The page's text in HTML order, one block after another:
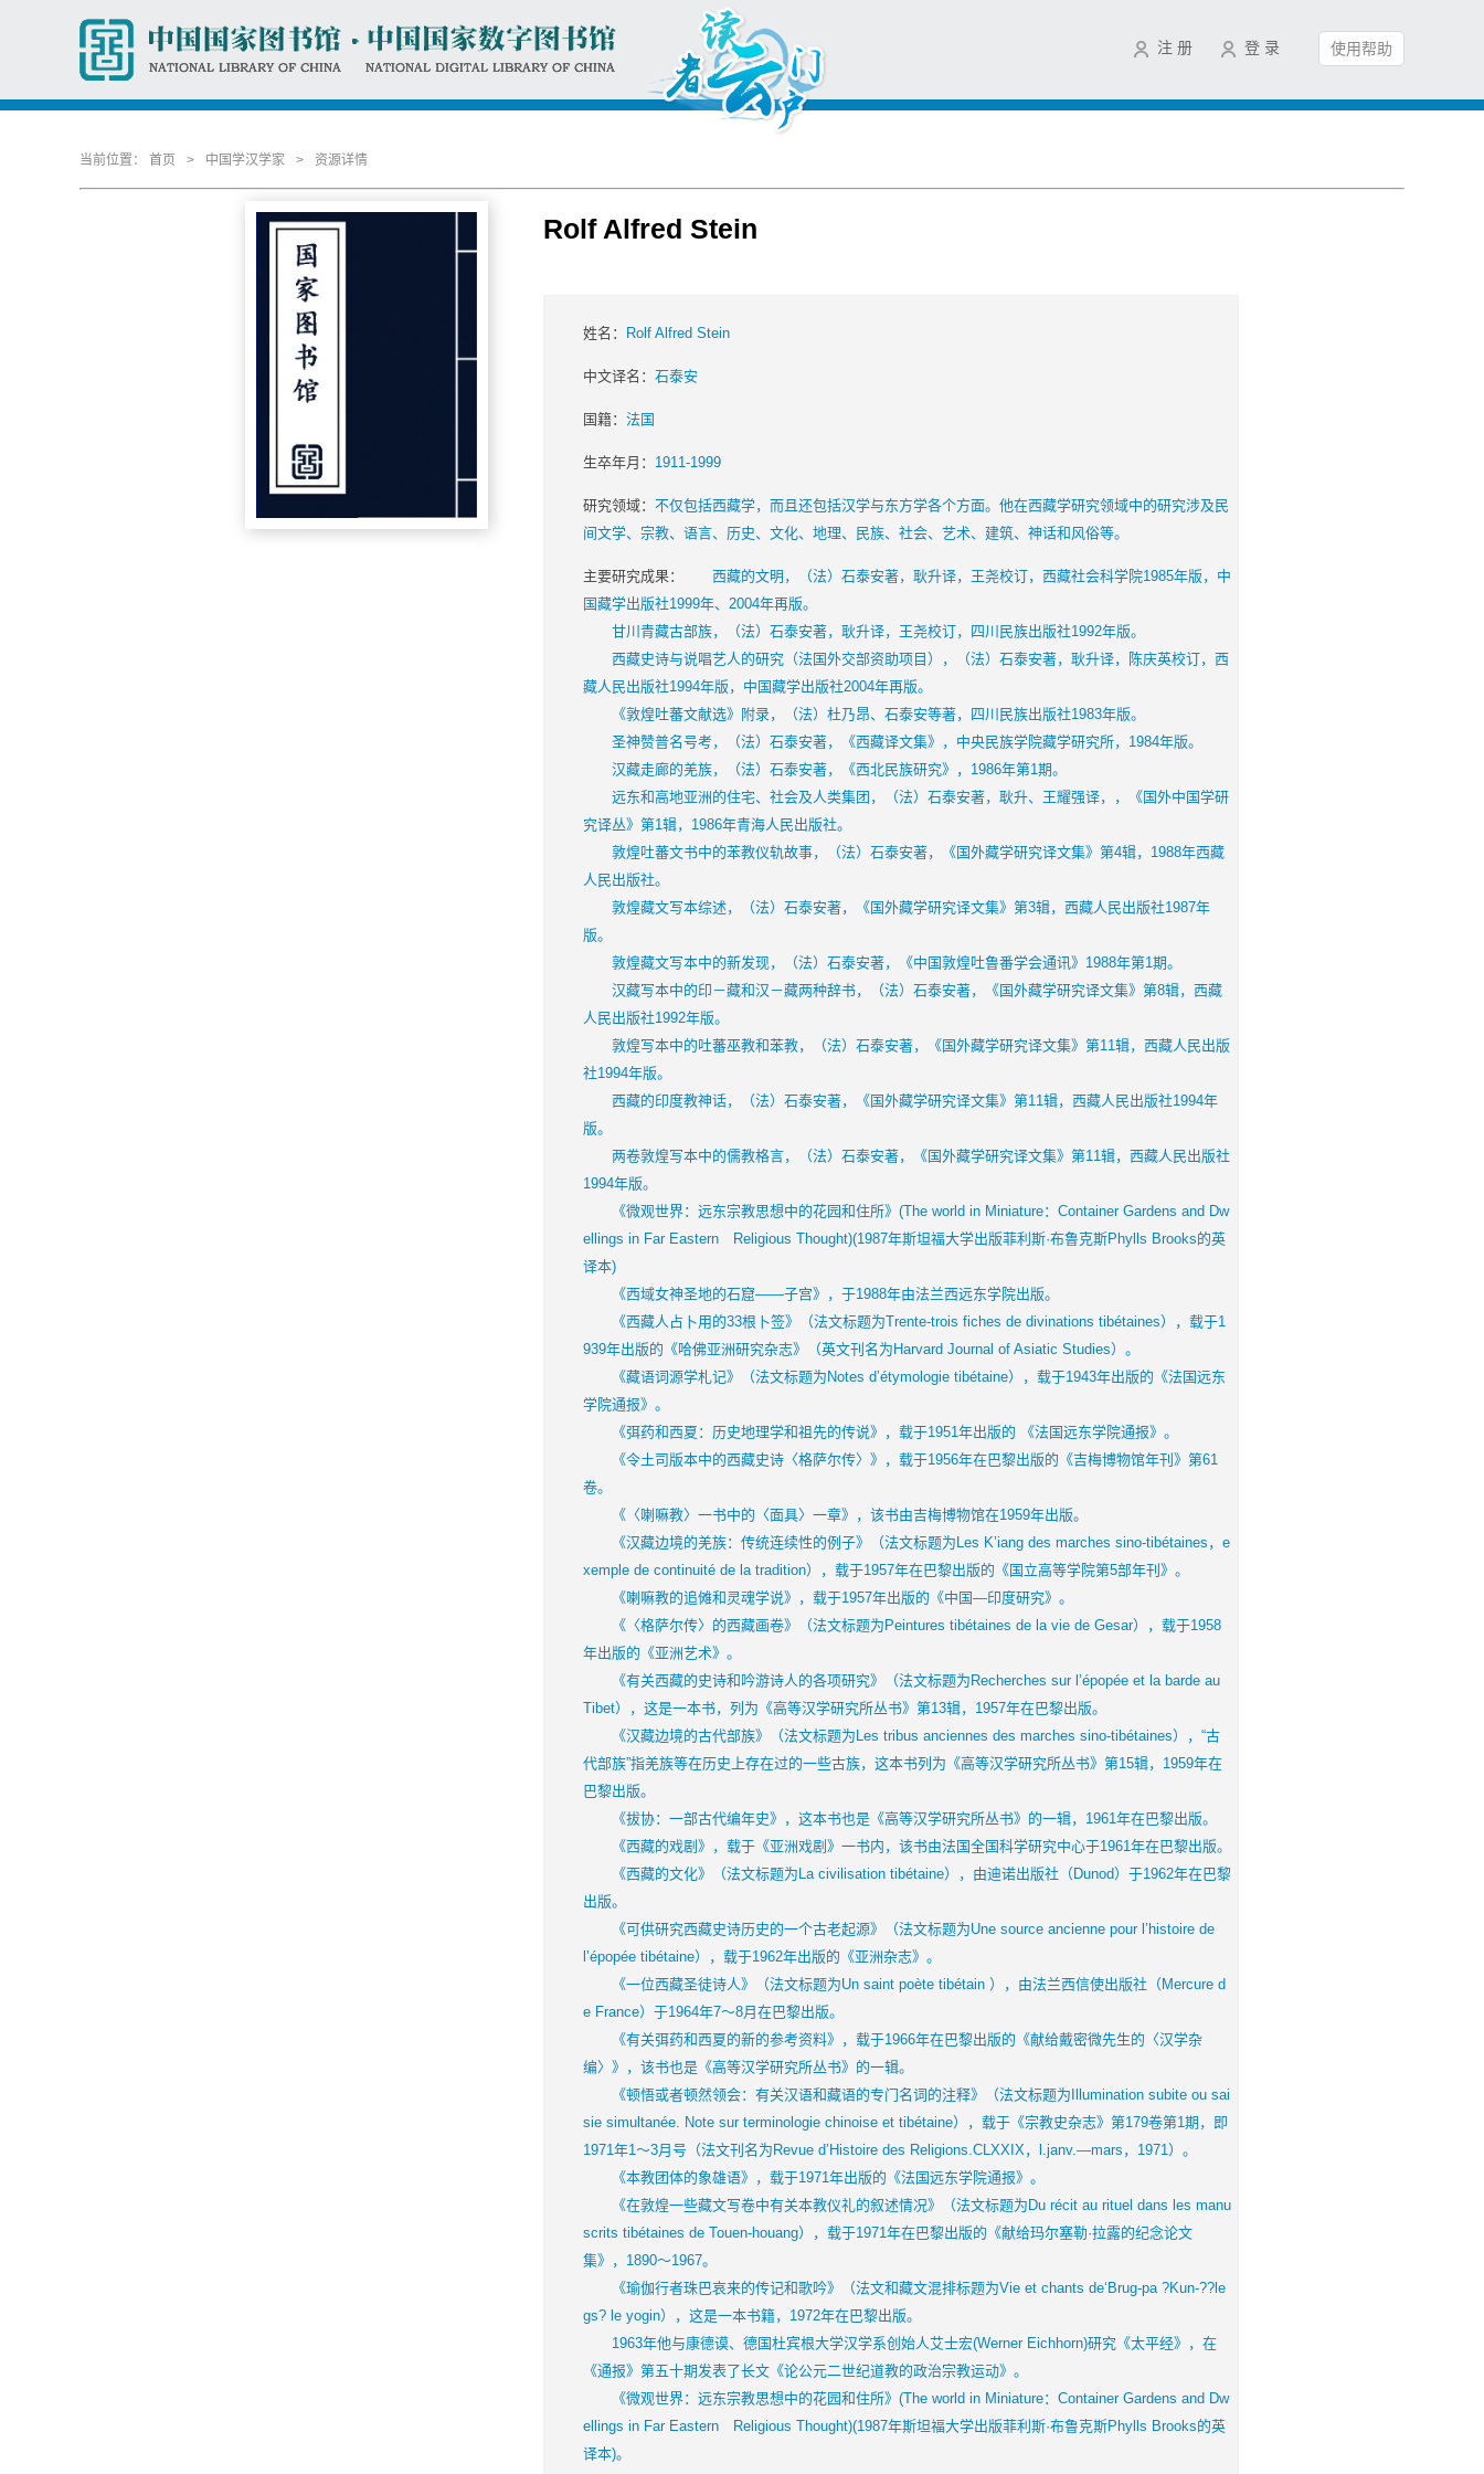
使用帮助
登 录
注 册
当前位置： 首页 > 中国学汉学家 > 资源详情
Rolf Alfred Stein
姓名： Rolf Alfred Stein
中文译名： 石泰安
国籍： 法国
生卒年月： 1911-1999
研究领域： 不仅包括西藏学，而且还包括汉学与东方学各个方面。他在西藏学研究领域中的研究涉及民
间文学、宗教、语言、历史、文化、地理、民族、社会、艺术、建筑、神话和风俗等。
主要研究成果：
西藏的文明，（法）石泰安著，耿升译，王尧校订，西藏社会科学院1985年版，中
国藏学出版社1999年、2004年再版。
甘川青藏古部族，（法）石泰安著，耿升译，王尧校订，四川民族出版社1992年版。
西藏史诗与说唱艺人的研究（法国外交部资助项目），（法）石泰安著，耿升译，陈庆英校订，西
藏人民出版社1994年版，中国藏学出版社2004年再版。
《敦煌吐蕃文献选》附录，（法）杜乃昂、石泰安等著，四川民族出版社1983年版。
圣神赞普名号考，（法）石泰安著，《西藏译文集》，中央民族学院藏学研究所，1984年版。
汉藏走廊的羌族，（法）石泰安著，《西北民族研究》，1986年第1期。
远东和高地亚洲的住宅、社会及人类集团，（法）石泰安著，耿升、王耀强译，，《国外中国学研
究译丛》第1辑，1986年青海人民出版社。
敦煌吐蕃文书中的苯教仪轨故事，（法）石泰安著，《国外藏学研究译文集》第4辑，1988年西藏
人民出版社。
敦煌藏文写本综述，（法）石泰安著，《国外藏学研究译文集》第3辑，西藏人民出版社1987年
版。
敦煌藏文写本中的新发现，（法）石泰安著，《中国敦煌吐鲁番学会通讯》1988年第1期。
汉藏写本中的印－藏和汉－藏两种辞书，（法）石泰安著，《国外藏学研究译文集》第8辑，西藏
人民出版社1992年版。
敦煌写本中的吐蕃巫教和苯教，（法）石泰安著，《国外藏学研究译文集》第11辑，西藏人民出版
社1994年版。
西藏的印度教神话，（法）石泰安著，《国外藏学研究译文集》第11辑，西藏人民出版社1994年
版。
两卷敦煌写本中的儒教格言，（法）石泰安著，《国外藏学研究译文集》第11辑，西藏人民出版社
1994年版。
《微观世界：远东宗教思想中的花园和住所》(The world in Miniature：Container Gardens and Dw
ellings in Far Eastern Religious Thought)(1987年斯坦福大学出版菲利斯·布鲁克斯Phylls Brooks的英
译本)
《西域女神圣地的石窟——子宫》，于1988年由法兰西远东学院出版。
《西藏人占卜用的33根卜签》（法文标题为Trente-trois fiches de divinations tibétaines），载于1
939年出版的《哈佛亚洲研究杂志》（英文刊名为Harvard Journal of Asiatic Studies）。
《藏语词源学札记》（法文标题为Notes d’étymologie tibétaine），载于1943年出版的《法国远东
学院通报》。
《弭药和西夏：历史地理学和祖先的传说》，载于1951年出版的 《法国远东学院通报》。
《令土司版本中的西藏史诗〈格萨尔传〉》，载于1956年在巴黎出版的《吉梅博物馆年刊》第61
卷。
《〈喇嘛教〉一书中的〈面具〉一章》，该书由吉梅博物馆在1959年出版。
《汉藏边境的羌族：传统连续性的例子》（法文标题为Les K’iang des marches sino-tibétaines，e
xemple de continuité de la tradition），载于1957年在巴黎出版的《国立高等学院第5部年刊》。
《喇嘛教的追傩和灵魂学说》，载于1957年出版的《中国—印度研究》。
《〈格萨尔传〉的西藏画卷》（法文标题为Peintures tibétaines de la vie de Gesar），载于1958
年出版的《亚洲艺术》。
《有关西藏的史诗和吟游诗人的各项研究》（法文标题为Recherches sur l’épopée et la barde au
Tibet），这是一本书，列为《高等汉学研究所丛书》第13辑，1957年在巴黎出版。
《汉藏边境的古代部族》（法文标题为Les tribus anciennes des marches sino-tibétaines），“古
代部族”指羌族等在历史上存在过的一些古族，这本书列为《高等汉学研究所丛书》第15辑，1959年在
巴黎出版。
《拔协：一部古代编年史》，这本书也是《高等汉学研究所丛书》的一辑，1961年在巴黎出版。
《西藏的戏剧》，载于《亚洲戏剧》一书内，该书由法国全国科学研究中心于1961年在巴黎出版。
《西藏的文化》（法文标题为La civilisation tibétaine），由迪诺出版社（Dunod）于1962年在巴黎
出版。
《可供研究西藏史诗历史的一个古老起源》（法文标题为Une source ancienne pour l’histoire de
l’épopée tibétaine），载于1962年出版的《亚洲杂志》。
《一位西藏圣徒诗人》（法文标题为Un saint poète tibétain ），由法兰西信使出版社（Mercure d
e France）于1964年7～8月在巴黎出版。
《有关弭药和西夏的新的参考资料》，载于1966年在巴黎出版的《献给戴密微先生的〈汉学杂
编〉》，该书也是《高等汉学研究所丛书》的一辑。
《顿悟或者顿然领会：有关汉语和藏语的专门名词的注释》（法文标题为Illumination subite ou sai
sie simultanée. Note sur terminologie chinoise et tibétaine），载于《宗教史杂志》第179卷第1期，即
1971年1～3月号（法文刊名为Revue d’Histoire des Religions.CLXXIX，l.janv.—mars，1971）。
《本教团体的象雄语》，载于1971年出版的《法国远东学院通报》。
《在敦煌一些藏文写卷中有关本教仪礼的叙述情况》（法文标题为Du récit au rituel dans les manu
scrits tibétaines de Touen-houang），载于1971年在巴黎出版的《献给玛尔塞勒·拉露的纪念论文
集》，1890～1967。
《瑜伽行者珠巴哀来的传记和歌吟》（法文和藏文混排标题为Vie et chants de‘Brug-pa ?Kun-??le
gs? le yogin），这是一本书籍，1972年在巴黎出版。
1963年他与康德谟、德国杜宾根大学汉学系创始人艾士宏(Werner Eichhorn)研究《太平经》，在
《通报》第五十期发表了长文《论公元二世纪道教的政治宗教运动》。
《微观世界：远东宗教思想中的花园和住所》(The world in Miniature：Container Gardens and Dw
ellings in Far Eastern Religious Thought)(1987年斯坦福大学出版菲利斯·布鲁克斯Phylls Brooks的英
译本)。